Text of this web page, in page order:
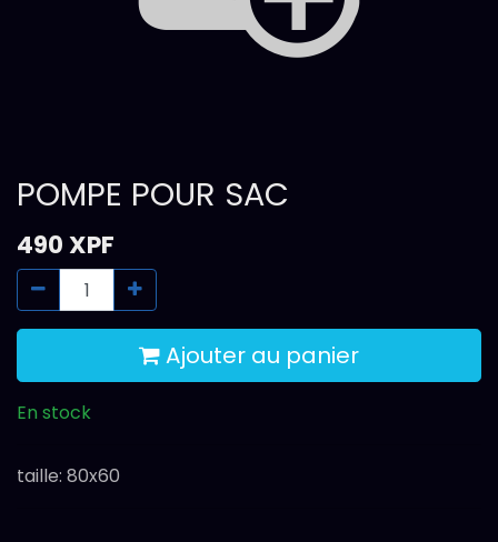
POMPE POUR SAC
490XPF
Ajouter au panier
En stock
taille: 80x60